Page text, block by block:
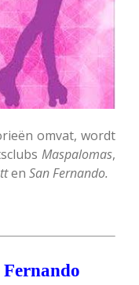
omvat, wordt
Maspalomas,
en San Fernando.